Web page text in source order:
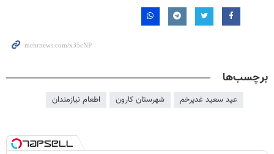
برچسب‌ها
عید سعید غدیرخم شهرستان کارون اطعام نیازمندان